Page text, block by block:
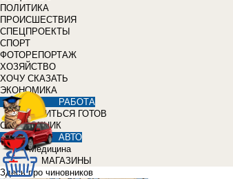
ПОЛИТИКА
ПРОИСШЕСТВИЯ
СПЕЦПРОЕКТЫ
СПОРТ
ФОТОРЕПОРТАЖ
ХОЗЯЙСТВО
ХОЧУ СКАЗАТЬ
ЭКОНОМИКА
РАБОТА
УЧИТЬСЯ ГОТОВ
СПРАВОЧНИК
АВТО
Медицина
МАГАЗИНЫ
Здесь про чиновников